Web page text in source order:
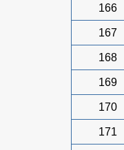
166
167
168
169
170
171